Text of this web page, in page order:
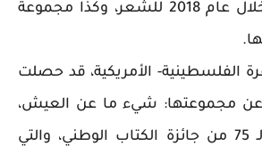
واشنطن للكتاب خلال عام 2018 للشعر، وكذا مجموعة
الفلسطينية- الأمريكية، قد حصلت
عن مجموعتها: شيء ما عن العيش،
وذلك في الدورة الـ 75 من جائزة الكتاب الوطني، والتي